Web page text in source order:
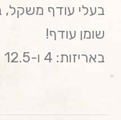
שומן עודף!
באריזות: 4 ו-12.5 ק"ג